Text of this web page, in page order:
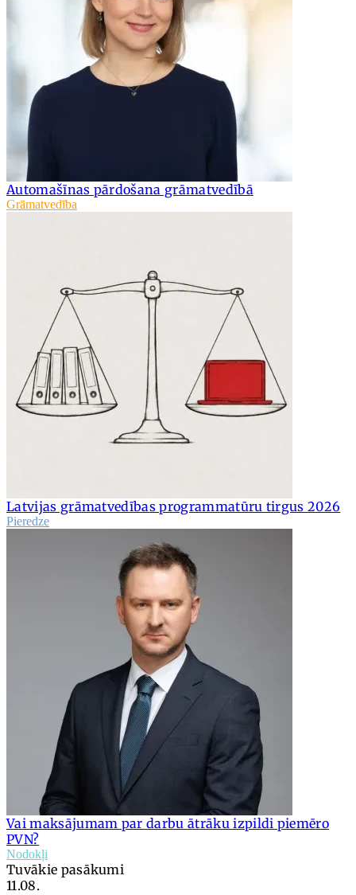
Automašīnas pārdošana grāmatvedībā
Grāmatvedība
Latvijas grāmatvedības programmatūru tirgus 2026
Pieredze
Vai maksājumam par darbu ātrāku izpildi piemēro
PVN?
Nodokļi
Tuvākie pasākumi
11.08.